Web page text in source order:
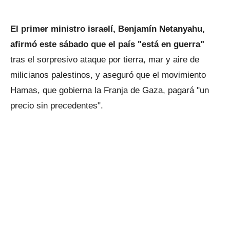
El primer ministro israelí, Benjamín Netanyahu,
afirmó este sábado que el país "está en guerra"
tras el sorpresivo ataque por tierra, mar y aire de
milicianos palestinos, y aseguró que el movimiento
Hamas, que gobierna la Franja de Gaza, pagará "un
precio sin precedentes".